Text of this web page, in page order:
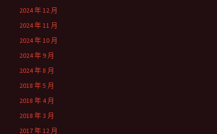
2024 年 12 月
2024 年 11 月
2024 年 10 月
2024 年 9 月
2024 年 8 月
2018 年 5 月
2018 年 4 月
2018 年 3 月
2017 年 12 月